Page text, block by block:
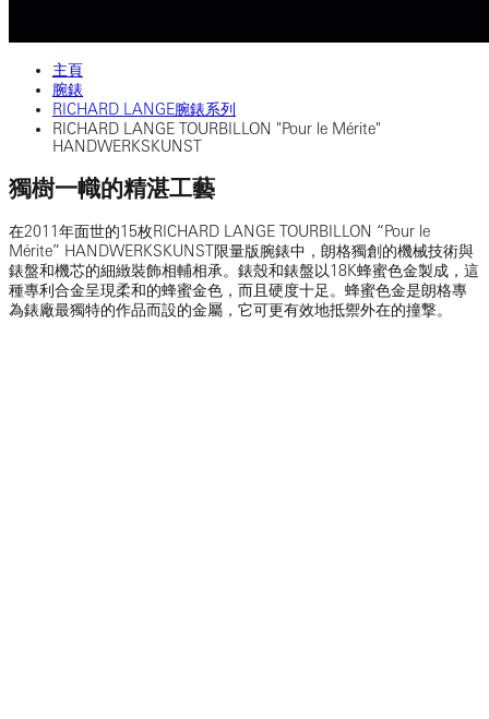
主頁
腕錶
RICHARD LANGE腕錶系列
RICHARD LANGE TOURBILLON "Pour le Mérite"
HANDWERKSKUNST
獨樹一幟的精湛工藝
在2011年面世的15枚RICHARD LANGE TOURBILLON “Pour le
Mérite” HANDWERKSKUNST限量版腕錶中，朗格獨創的機械技術與
錶盤和機芯的細緻裝飾相輔相承。錶殼和錶盤以18K蜂蜜色金製成，這
種專利合金呈現柔和的蜂蜜金色，而且硬度十足。蜂蜜色金是朗格專
為錶廠最獨特的作品而設的金屬，它可更有效地抵禦外在的撞撃。